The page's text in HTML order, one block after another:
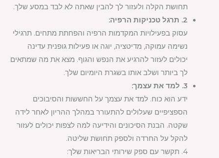
תחושת הקלה ולעזור לך להבין שאתה לא לבד במסע שלך.
2. תרגל טכניקות הרפיה:
עסוק בפעילויות המקדמות הרפיה והפחתת מתחים. תרגילי
נשימה עמוקה, מדיטציה, יוגה או פעילות גופנית עדינה
יכולים לעזור להרגיע את הנפש והגוף. מצא את מה שמתאים
לך ביותר ושלב אותו בשגרת היומיום שלך.
3. למד את עצמך:
ידע הוא כוח. למד את עצמך על החששות והסיבוכים
הספציפיים שעלולים להתעורר במהלך ההריון לאחר לידה
שקטה. הבנת הסיכונים והידיעה למה לצפות יכולים לעזור
להקל על החרדה ולספק תחושת שליטה.
4. תקשר עם ספק שירותי הבריאות שלך: